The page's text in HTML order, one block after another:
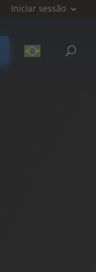
Iniciar sessão